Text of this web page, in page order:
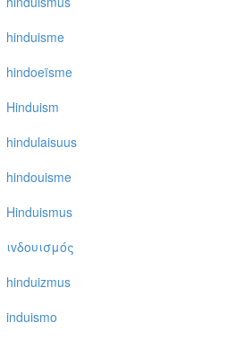
hinduisme
hindoeïsme
Hinduism
hindulaisuus
hindouisme
Hinduismus
ιvδoυισμός
hinduizmus
induismo